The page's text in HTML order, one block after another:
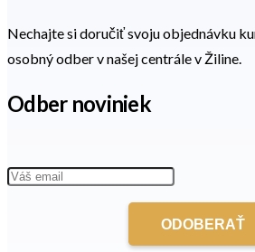
Nechajte si doručiť svoju objednávku
osobný odber v našej centrále v Žiline.
Odber noviniek